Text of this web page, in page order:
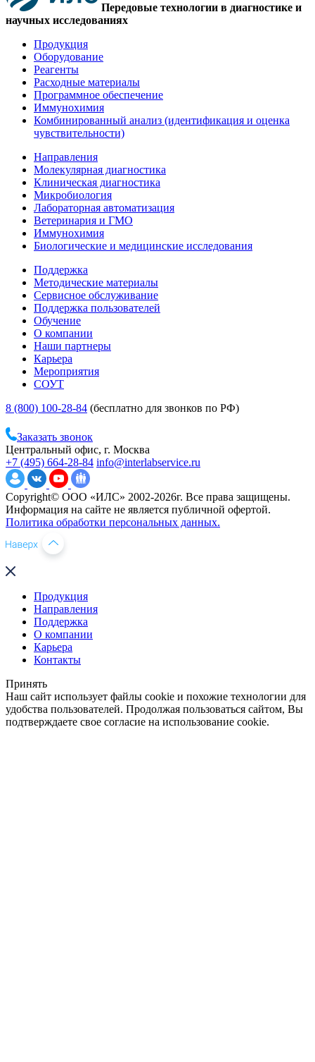
Передовые технологии в диагностике и
научных исследованиях
Продукция
Оборудование
Реагенты
Расходные материалы
Программное обеспечение
Иммунохимия
Комбинированный анализ (идентификация и оценка
чувствительности)
Направления
Молекулярная диагностика
Клиническая диагностика
Микробиология
Лабораторная автоматизация
Ветеринария и ГМО
Иммунохимия
Биологические и медицинские исследования
Поддержка
Методические материалы
Сервисное обслуживание
Поддержка пользователей
Обучение
О компании
Наши партнеры
Карьера
Мероприятия
СОУТ
8 (800) 100-28-84 (бесплатно для звонков по РФ)
Заказать звонок
Центральный офис, г. Москва
+7 (495) 664-28-84 info@interlabservice.ru
Copyright© ООО «ИЛС» 2002-2026г. Все права защищены.
Информация на сайте не является публичной офертой.
Политика обработки персональных данных.
Продукция
Направления
Поддержка
О компании
Карьера
Контакты
Принять
Наш сайт использует файлы cookie и похожие технологии для
удобства пользователей. Продолжая пользоваться сайтом, Вы
подтверждаете свое согласие на использование cookie.